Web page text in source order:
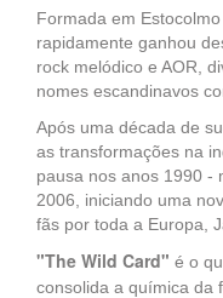
Formada em
rapidamente ganhou
rock melódico e AOR,
nomes escandinavos
Após uma década de
as transformações na
pausa nos anos 1990 -
2006, iniciando uma
fãs por toda a Europa,
"The Wild Card" é o
consolida a química da